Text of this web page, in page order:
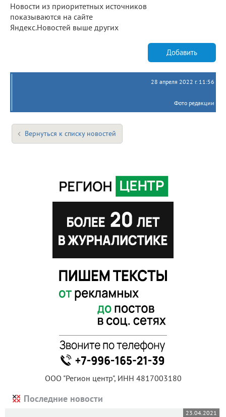
Новости из приоритетных источников
показываются на сайте
Яндекс.Новостей выше других
Добавить
28 апреля 2022 г. 11:56
Фото редакции
Вернуться к списку новостей
ООО "Регион центр", ИНН 4817003180
Последние новости
23.04.2021